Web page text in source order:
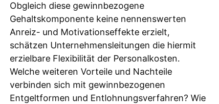
Obgleich diese gewinnbezogene
Gehaltskomponente keine nennenswerten
Anreiz- und Motivationseffekte erzielt,
schätzen Unternehmensleitungen die hiermit
erzielbare Flexibilität der Personalkosten.
Welche weiteren Vorteile und Nachteile
verbinden sich mit gewinnbezogenen
Entgeltformen und Entlohnungsverfahren? Wie